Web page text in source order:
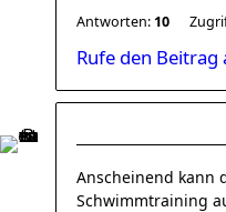
Antworten: 10
Rufe den Beitrag
Anscheinend kann
Schwimmtraining